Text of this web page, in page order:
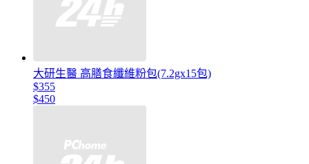
大研生醫 高膳食纖維粉包(7.2gx15包)
$355
$450